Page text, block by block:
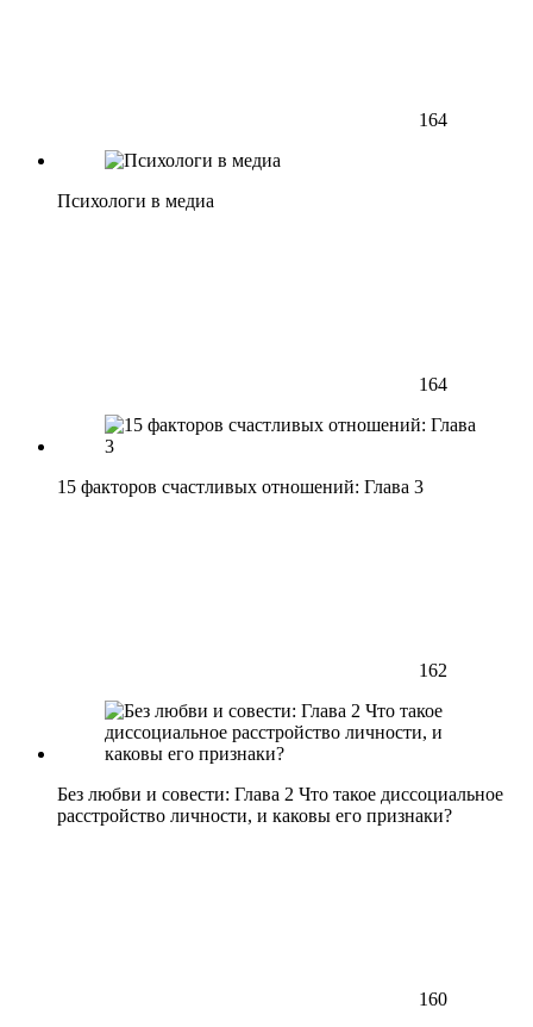
164
Психологи в медиа
164
15 факторов счастливых отношений: Глава 3
162
Без любви и совести: Глава 2 Что такое диссоциальное
расстройство личности, и каковы его признаки?
160